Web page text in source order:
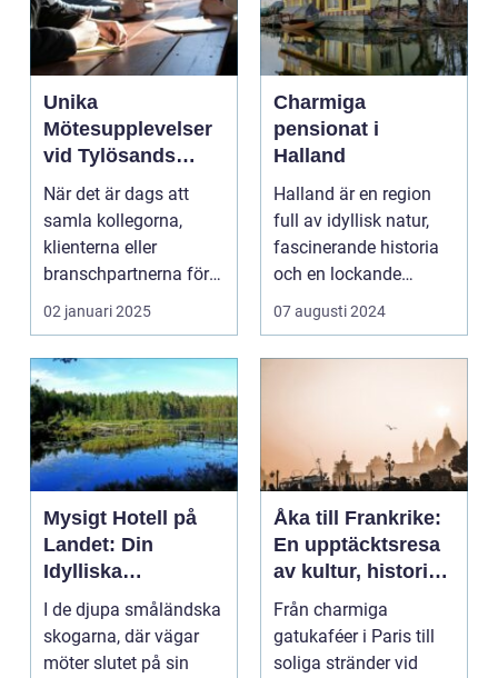
Unika
Mötesupplevelser
vid Tylösands
Stränder
När det är dags att
samla kollegorna,
klienterna eller
branschpartnerna för
en konfer...
02 januari 2025
Charmiga
pensionat i
Halland
Halland är en region
full av idyllisk natur,
fascinerande historia
och en lockande
kustlinje. F...
07 augusti 2024
Mysigt Hotell på
Landet: Din
Idylliska
Tillflyktsort i
Småland
I de djupa småländska
skogarna, där vägar
möter slutet på sin
Åka till Frankrike:
En upptäcktsresa
av kultur, historia
och god mat
Från charmiga
gatukaféer i Paris till
soliga stränder vid